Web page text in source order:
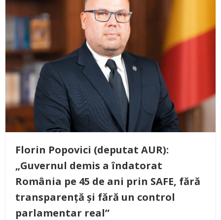
Florin Popovici (deputat AUR):
„Guvernul demis a îndatorat
România pe 45 de ani prin SAFE, fără
transparență și fără un control
parlamentar real”